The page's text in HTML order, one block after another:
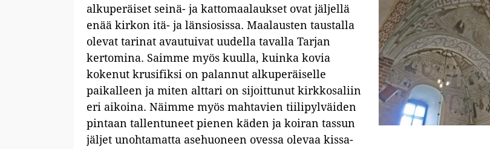
alkuperäiset seinä- ja kattomaalaukset ovat jäljellä
enää kirkon itä- ja länsiosissa. Maalausten taustalla
olevat tarinat avautuivat uudella tavalla Tarjan
kertomina. Saimme myös kuulla, kuinka kovia
kokenut krusifiksi on palannut alkuperäiselle
paikalleen ja miten alttari on sijoittunut kirkkosaliin
eri aikoina. Näimme myös mahtavien tiilipylväiden
pintaan tallentuneet pienen käden ja koiran tassun
jäljet unohtamatta asehuoneen ovessa olevaa kissa-